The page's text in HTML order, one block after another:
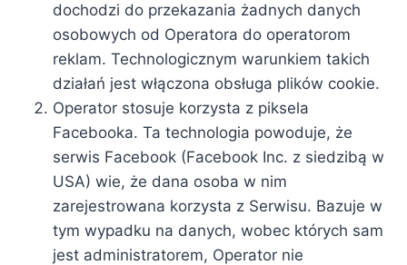
dochodzi do przekazania żadnych danych
osobowych od Operatora do operatorom
reklam. Technologicznym warunkiem takich
działań jest włączona obsługa plików cookie.
Operator stosuje korzysta z piksela
Facebooka. Ta technologia powoduje, że
serwis Facebook (Facebook Inc. z siedzibą w
USA) wie, że dana osoba w nim
zarejestrowana korzysta z Serwisu. Bazuje w
tym wypadku na danych, wobec których sam
jest administratorem, Operator nie